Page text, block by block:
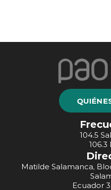
104.5
Matilde Salamanca,
Ecuador